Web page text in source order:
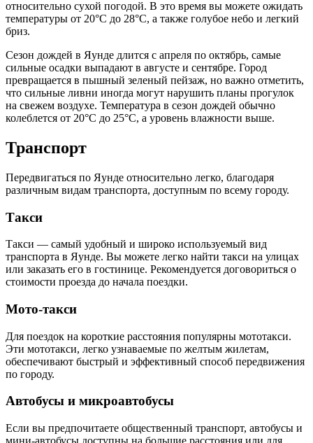
относительно сухой погодой. В это время вы можете ожидать
температуры от 20°C до 28°C, а также голубое небо и легкий
бриз.
Сезон дождей в Яунде длится с апреля по октябрь, самые
сильные осадки выпадают в августе и сентябре. Город
превращается в пышный зеленый пейзаж, но важно отметить,
что сильные ливни иногда могут нарушить планы прогулок
на свежем воздухе. Температура в сезон дождей обычно
колеблется от 20°C до 25°C, а уровень влажности выше.
Транспорт
Передвигаться по Яунде относительно легко, благодаря
различным видам транспорта, доступным по всему городу.
Такси
Такси — самый удобный и широко используемый вид
транспорта в Яунде. Вы можете легко найти такси на улицах
или заказать его в гостинице. Рекомендуется договориться о
стоимости проезда до начала поездки.
Мото-такси
Для поездок на короткие расстояния популярны мототакси.
Эти мототакси, легко узнаваемые по желтым жилетам,
обеспечивают быстрый и эффективный способ передвижения
по городу.
Автобусы и микроавтобусы
Если вы предпочитаете общественный транспорт, автобусы и